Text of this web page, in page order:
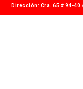
Dirección: Cra. 65 # 94-